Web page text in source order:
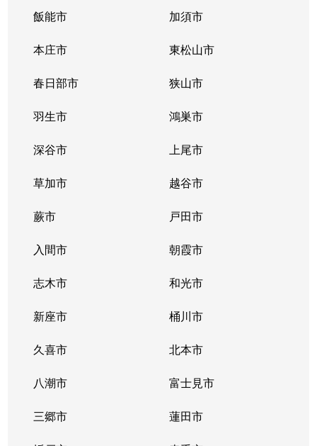
飯能市 加須市
本庄市 東松山市
春日部市 狭山市
羽生市 鴻巣市
深谷市 上尾市
草加市 越谷市
蕨市 戸田市
入間市 朝霞市
志木市 和光市
新座市 桶川市
久喜市 北本市
八潮市 富士見市
三郷市 蓮田市